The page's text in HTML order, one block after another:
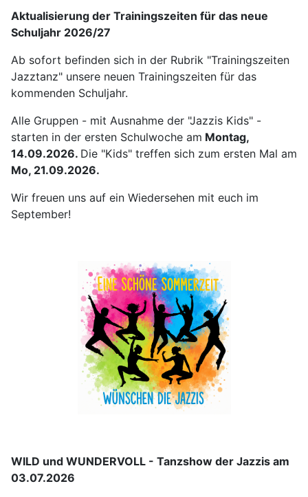
Aktualisierung der Trainingszeiten für das neue
Schuljahr 2026/27
Ab sofort befinden sich in der Rubrik "Trainingszeiten
Jazztanz" unsere neuen Trainingszeiten für das
kommenden Schuljahr.
Alle Gruppen - mit Ausnahme der "Jazzis Kids" -
starten in der ersten Schulwoche am Montag,
14.09.2026. Die "Kids" treffen sich zum ersten Mal am
Mo, 21.09.2026.
Wir freuen uns auf ein Wiedersehen mit euch im
September!
WILD und WUNDERVOLL - Tanzshow der Jazzis am
03.07.2026